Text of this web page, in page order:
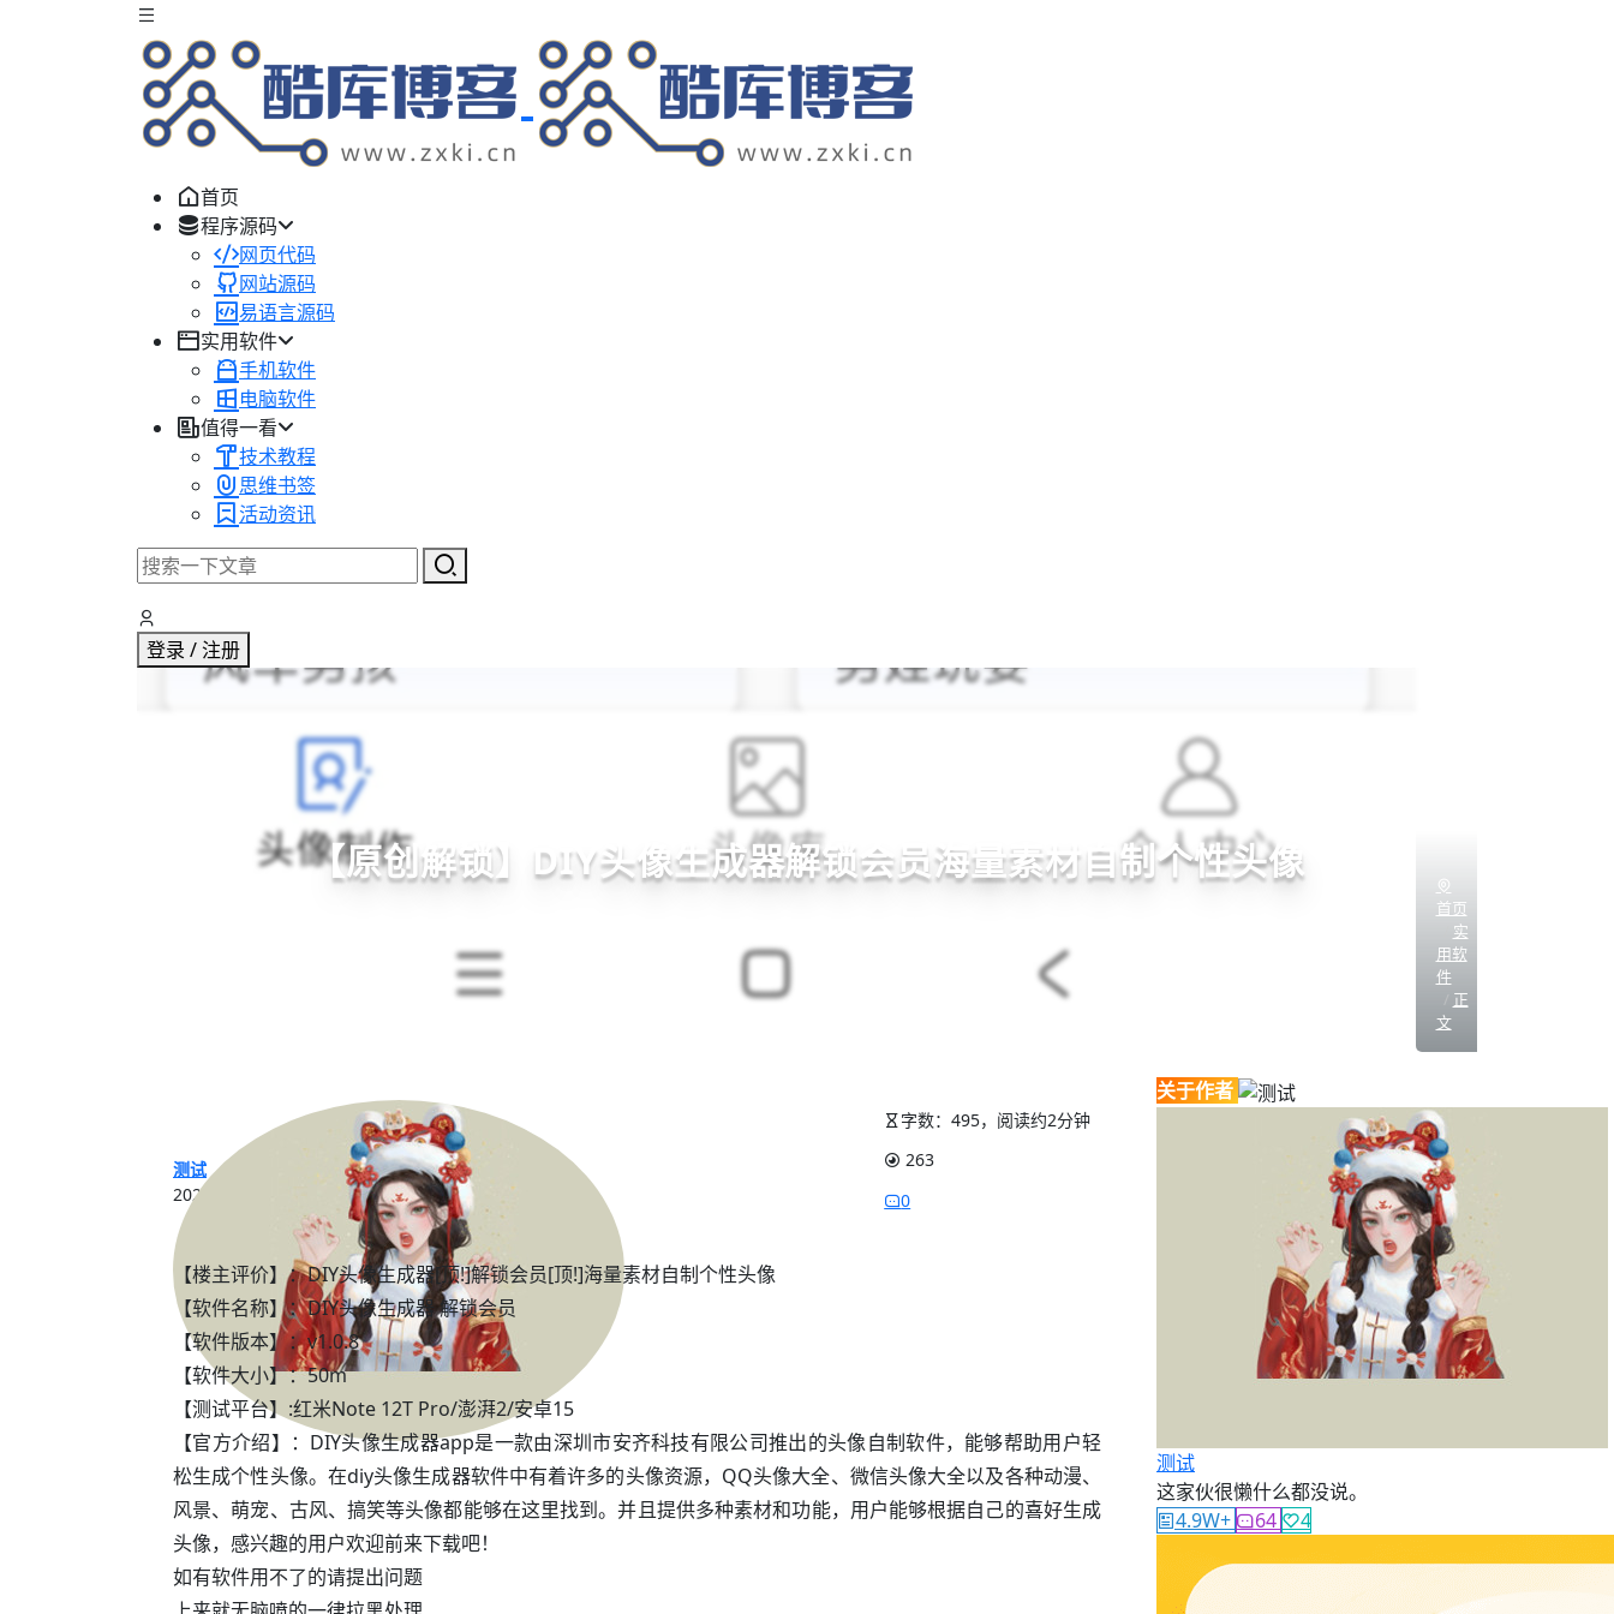
首页
程序源码
网页代码
网站源码
易语言源码
实用软件
手机软件
电脑软件
值得一看
技术教程
思维书签
活动资讯
登录 / 注册
【原创解锁】DIY头像生成器解锁会员海量素材自制个性头像
首页
实
用软
件
正
文
测试
2026年6月3日
字数：495，阅读约2分钟
263
0
【楼主评价】：DIY头像生成器[顶!]解锁会员[顶!]海量素材自制个性头像
【软件名称】：DIY头像生成器 解锁会员
【软件版本】：v1.0.8
【软件大小】：50m
【测试平台】:红米Note 12T Pro/澎湃2/安卓15
【官方介绍】：DIY头像生成器app是一款由深圳市安齐科技有限公司推出的头像自制软件，能够帮助用户轻
松生成个性头像。在diy头像生成器软件中有着许多的头像资源，QQ头像大全、微信头像大全以及各种动漫、
风景、萌宠、古风、搞笑等头像都能够在这里找到。并且提供多种素材和功能，用户能够根据自己的喜好生成
头像，感兴趣的用户欢迎前来下载吧！
如有软件用不了的请提出问题
关于作者
测试
这家伙很懒什么都没说。
4.9W+
64 4